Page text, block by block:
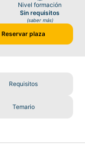
Nivel formación
Sin requisitos
(saber más)
Reservar plaza
Requisitos
Temario